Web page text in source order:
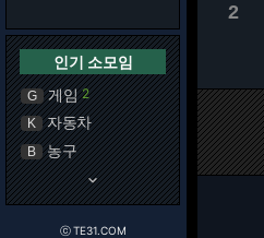
인기 소모임
G 게임 2
K 자동차
B 농구
keyboard_arrow_down
ⓒ TE31.COM
2